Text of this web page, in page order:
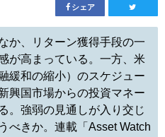
シェア
か、リターン獲得手段の一
が高まっている。一方、米
緩和の縮小）のスケジュー
興国市場からの投資マネー
。強弱の見通しが入り交じ
べきか。連載「Asset Watch